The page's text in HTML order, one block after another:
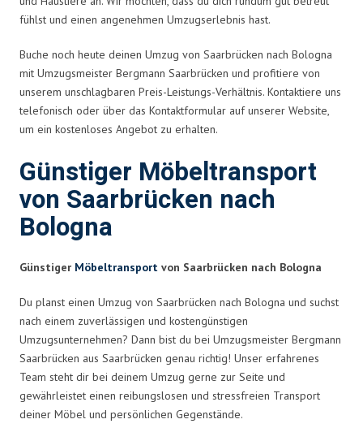
fühlst und einen angenehmen Umzugserlebnis hast.
Buche noch heute deinen Umzug von Saarbrücken nach Bologna
mit Umzugsmeister Bergmann Saarbrücken und profitiere von
unserem unschlagbaren Preis-Leistungs-Verhältnis. Kontaktiere uns
telefonisch oder über das Kontaktformular auf unserer Website,
um ein kostenloses Angebot zu erhalten.
Günstiger Möbeltransport
von Saarbrücken nach
Bologna
Günstiger Möbeltransport von Saarbrücken nach Bologna
Du planst einen Umzug von Saarbrücken nach Bologna und suchst
nach einem zuverlässigen und kostengünstigen
Umzugsunternehmen? Dann bist du bei Umzugsmeister Bergmann
Saarbrücken aus Saarbrücken genau richtig! Unser erfahrenes
Team steht dir bei deinem Umzug gerne zur Seite und
gewährleistet einen reibungslosen und stressfreien Transport
deiner Möbel und persönlichen Gegenstände.